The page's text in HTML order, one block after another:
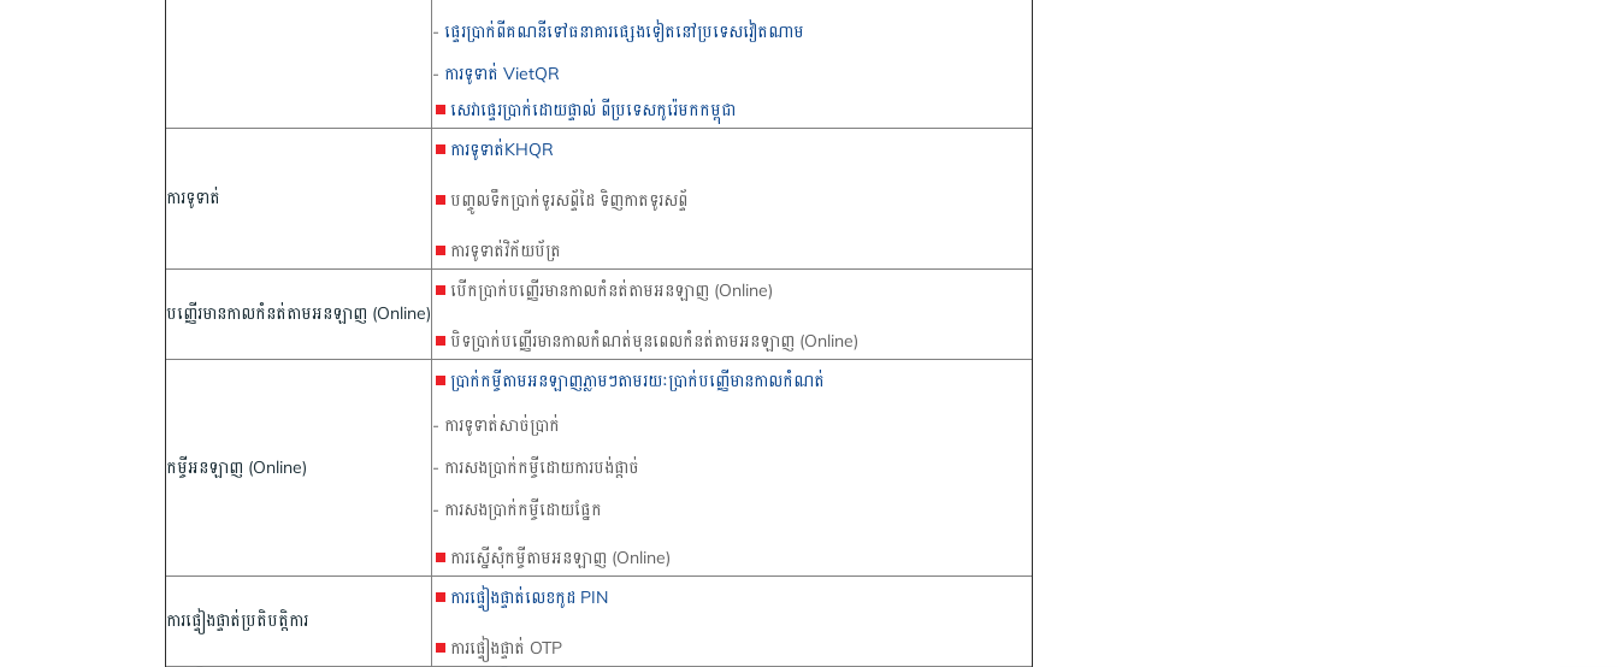
- ផ្ទេរប្រាក់ពីគណនី​ទៅធនាគារផ្សេងទៀតនៅប្រទេសវៀតណាម
- ការទូទាត់​ VietQR
សេវាផ្ទេរប្រាក់ដោយផ្ទាល់ ពីប្រទេសកូរ៉េមកកម្ពុជា
ការទូទាត់
ការទូទាត់KHQR
បញ្ចូលទឹកប្រាក់ទូរសព្ទ័ដៃ ទិញកាតទូរសព្ទ័
ការទូទាត់វិក័យប័ត្រ
បញ្ញើរមានកាលកំនត់តាមអនឡាញ (Online)
បើកប្រាក់បញ្ញើរមានកាលកំនត់តាមអនឡាញ (​Online)
បិទប្រាក់បញ្ញើរមានកាលកំណត់មុនពេលកំនត់តាម​អនឡាញ (​Online)
កម្ចីអនឡាញ (Online)
ប្រាក់កម្ចីតាមអនឡាញភ្លាមៗតាម​រយៈប្រាក់បញ្ញើមានកាលកំណត់
- ការទូទាត់សាច់ប្រាក់
- ការសងប្រាក់កម្ចីដោយការបង់ផ្តាច់​​
- ការសងប្រាក់កម្ចីដោយផ្នែក
ការស្នើសុំកម្ចីតាមអនឡាញ (​Online)
ការផ្ទៀងផ្ទាត់ប្រតិបត្តិការ
ការផ្ទៀងផ្ទាត់លេខកូដ PIN
ការផ្ទៀងផ្ទាត់ OTP